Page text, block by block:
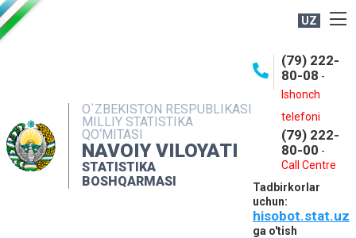
UZ
O`ZBEKISTON RESPUBLIKASI
MILLIY STATISTIKA
QO‘MITASI
NAVOIY VILOYATI
STATISTIKA
BOSHQARMASI
(79) 222-
80-08 -
Ishonch
telefoni
(79) 222-
80-00 -
Call Centre
Tadbirkorlar
uchun:
hisobot.stat.uz
ga o'tish
OCHIQ MA'LUMOTLAR
INTERAKTIV XIZMATLAR
MUROJAATLAR